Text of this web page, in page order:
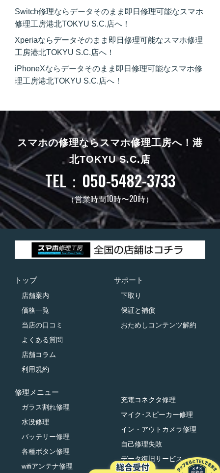
Switch修理ならデータそのまま即日修理可能なスマホ
修理工房港北TOKYU S.C.店へ！
Xperiaならデータそのまま即日修理可能なスマホ修理
工房港北TOKYU S.C.店へ！
iPhoneXならデータそのまま即日修理可能なスマホ修
理工房港北TOKYU S.C.店へ！
スマホの修理ならスマホ修理工房へ！ 港
北TOKYU S.C.店
TEL：050-5482-3733
（営業時間10時〜20時）
トップ
店舗案内
価格一覧
当店の口コミ
よくある質問
店舗コラム
利用規約
サポート
下取り
保証と補償
おためしコンテンツ解約
修理メニュー
ガラス割れ修理
水没修理
バッテリー修理
各種ボタン修理
wifiアンテナ修理
充電コネクタ修理
マイク･スピーカー修理
イン・アウトカメラ修理
自己修理失敗
データ復旧サービス